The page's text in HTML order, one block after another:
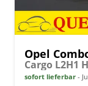
Opel
Cargo L2H1
sofort lieferbar